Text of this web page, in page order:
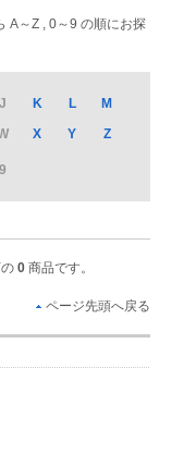
A～Z , 0～9 の順にお探
J K L
M
X Y Z
9
0 商品です。
ページ先頭へ戻る